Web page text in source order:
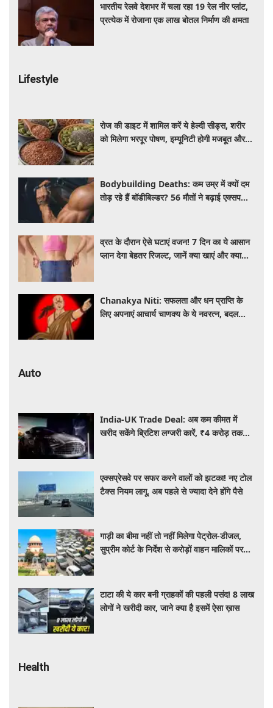
भारतीय रेलवे देशभर में चला रहा 19 रेल नीर प्लांट,
प्रत्येक में रोजाना एक लाख बोतल निर्माण की क्षमता
Lifestyle
रोज की डाइट में शामिल करें ये हेल्दी सीड्स, शरीर
को मिलेगा भरपूर पोषण, इम्यूनिटी होगी मजबूत और
Bodybuilding Deaths: कम उम्र में क्यों दम
तोड़ रहे हैं बॉडीबिल्डर? 56 मौतों ने बढ़ाई एक्सपर्ट्स
व्रत के दौरान ऐसे घटाएं वजन! 7 दिन का ये आसान
प्लान देगा बेहतर रिजल्ट, जानें क्या खाएं और क्या
Chanakya Niti: सफलता और धन प्राप्ति के
लिए अपनाएं आचार्य चाणक्य के ये नवरत्न, बदल
Auto
India-UK Trade Deal: अब कम कीमत में
खरीद सकेंगे ब्रिटिश लग्जरी कारें, ₹4 करोड़ तक
एक्सप्रेसवे पर सफर करने वालों को झटका! नए टोल
टैक्स नियम लागू, अब पहले से ज्यादा देने होंगे पैसे
गाड़ी का बीमा नहीं तो नहीं मिलेगा पेट्रोल-डीजल,
सुप्रीम कोर्ट के निर्देश से करोड़ों वाहन मालिकों पर
टाटा की ये कार बनी ग्राहकों की पहली पसंद! 8 लाख
लोगों ने खरीदी कार, जाने क्या है इसमें ऐसा ख़ास
Health